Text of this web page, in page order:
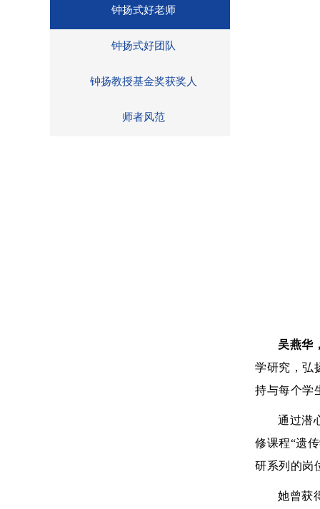
钟扬式好老师
钟扬式好团队
钟扬教授基金奖获奖人
师者风范
吴燕华
学研究，弘
持与每个学
通过潜
修课程“遗
研系列的岗
她曾获